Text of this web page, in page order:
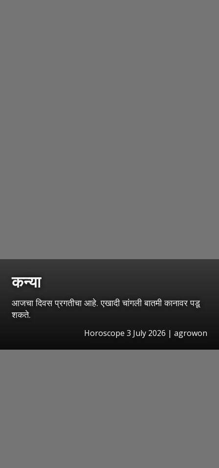
कन्या
आजचा दिवस प्रगतीचा आहे. एखादी चांगली बातमी कानावर पडू
शकते.
Horoscope 3 July 2026 | agrowon